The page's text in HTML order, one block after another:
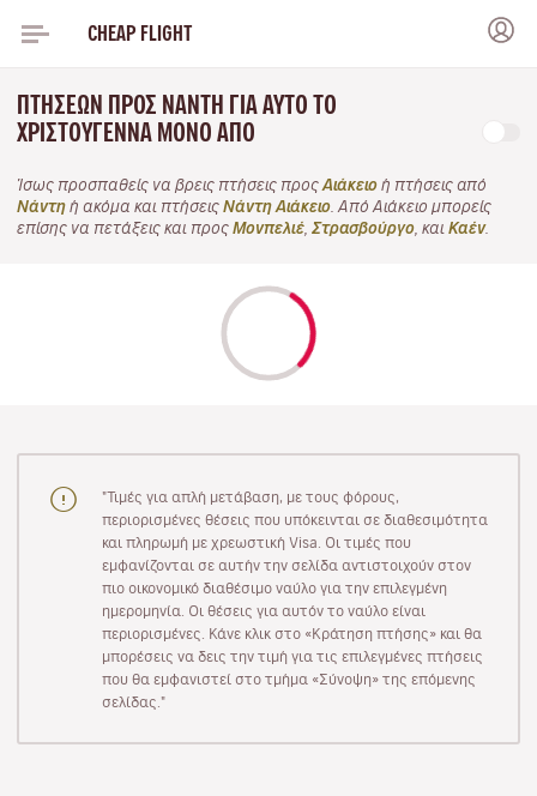
CHEAP FLIGHT
ΠΤΉΣΕΩΝ ΠΡΟΣ ΝΆΝΤΗ ΓΙΑ ΑΥΤΌ ΤΟ
ΧΡΙΣΤΟΎΓΕΝΝΑ ΜΌΝΟ ΑΠΌ
Ίσως προσπαθείς να βρεις πτήσεις προς Αιάκειο ή πτήσεις από
Νάντη ή ακόμα και πτήσεις Νάντη Αιάκειο . Από Αιάκειο μπορείς
επίσης να πετάξεις και προς Μονπελιέ Στρασβούργο , και Καέν.
"Τιμές για απλή μετάβαση, με τους φόρους,
περιορισμένες θέσεις που υπόκεινται σε διαθεσιμότητα
και πληρωμή με χρεωστική Visa. Οι τιμές που
εμφανίζονται σε αυτήν την σελίδα αντιστοιχούν στον
πιο οικονομικό διαθέσιμο ναύλο για την επιλεγμένη
ημερομηνία. Οι θέσεις για αυτόν το ναύλο είναι
περιορισμένες. Κάνε κλικ στο «Κράτηση πτήσης» και θα
μπορέσεις να δεις την τιμή για τις επιλεγμένες πτήσεις
που θα εμφανιστεί στο τμήμα «Σύνοψη» της επόμενης
σελίδας."